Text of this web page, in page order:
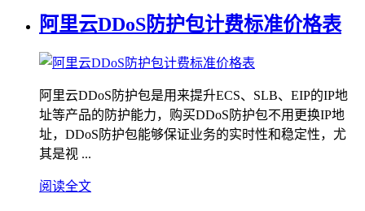
阿里云DDoS防护包计费标准价格表
阿里云DDoS防护包是用来提升ECS、SLB、EIP的IP地
址等产品的防护能力，购买DDoS防护包不用更换IP地
址，DDoS防护包能够保证业务的实时性和稳定性，尤
其是视 ...
阅读全文